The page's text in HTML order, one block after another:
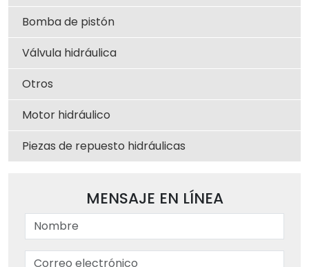
Bomba de pistón
Válvula hidráulica
Otros
Motor hidráulico
Piezas de repuesto hidráulicas
MENSAJE EN LÍNEA